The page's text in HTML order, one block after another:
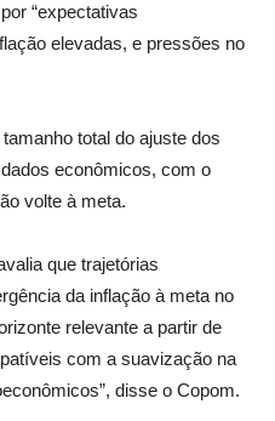
“expectativas
elevadas, e pressões no
total do ajuste dos
econômicos, com o
volte à meta.
que trajetórias
da inflação à meta no
relevante a partir de
com a suavização na
disse o Copom.